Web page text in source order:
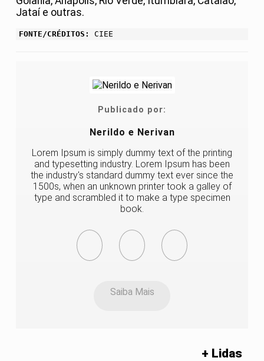
Jataí e outras.
FONTE/CRÉDITOS: CIEE
Publicado por:
Nerildo e Nerivan
Lorem Ipsum is simply dummy text of the printing
and typesetting industry. Lorem Ipsum has been
the industry's standard dummy text ever since the
1500s, when an unknown printer took a galley of
type and scrambled it to make a type specimen
book.
Saiba Mais
+ Lidas